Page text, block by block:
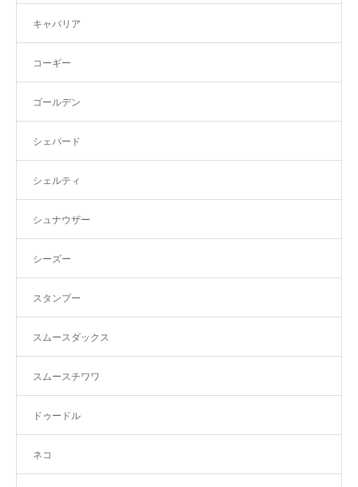
キャバリア
コーギー
ゴールデン
シェパード
シェルティ
シュナウザー
シーズー
スタンプー
スムースダックス
スムースチワワ
ドゥードル
ネコ